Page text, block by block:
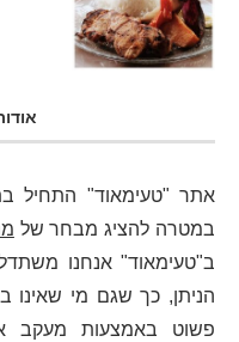
אתר "טעימאוד" התחיל
במטרה להציג מבחר של
ב"טעימאוד" אנחנו
הניתן, כך שגם מי שאינו
פשוט באמצעות מעקב